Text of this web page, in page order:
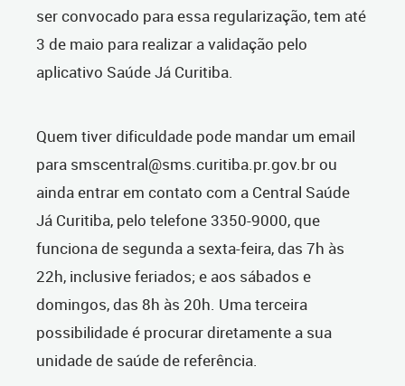
ser convocado para essa regularização, tem até
3 de maio para realizar a validação pelo
aplicativo Saúde Já Curitiba.
Quem tiver dificuldade pode mandar um email
para smscentral@sms.curitiba.pr.gov.br ou
ainda entrar em contato com a Central Saúde
Já Curitiba, pelo telefone 3350-9000, que
funciona de segunda a sexta-feira, das 7h às
22h, inclusive feriados; e aos sábados e
domingos, das 8h às 20h. Uma terceira
possibilidade é procurar diretamente a sua
unidade de saúde de referência.